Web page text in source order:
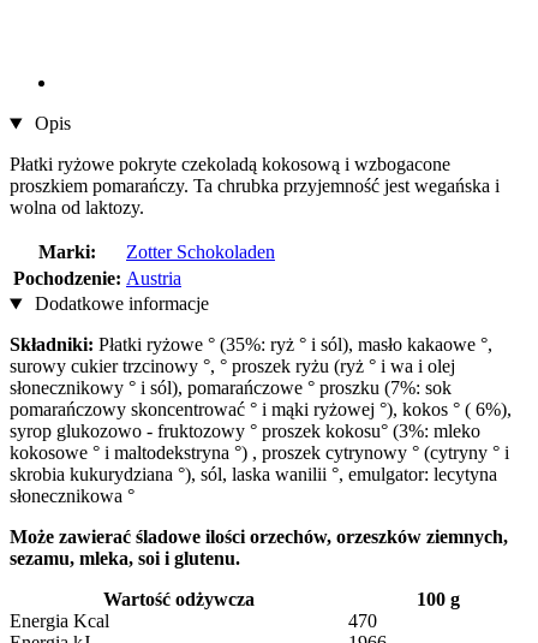
Opis
Płatki ryżowe pokryte czekoladą kokosową i wzbogacone
proszkiem pomarańczy. Ta chrubka przyjemność jest wegańska i
wolna od laktozy.
Marki:
Zotter Schokoladen
Pochodzenie: Austria
Dodatkowe informacje
Składniki: Płatki ryżowe ° (35%: ryż ° i sól), masło kakaowe °,
surowy cukier trzcinowy °, ° proszek ryżu (ryż ° i wa i olej
słonecznikowy ° i sól), pomarańczowe ° proszku (7%: sok
pomarańczowy skoncentrować ° i mąki ryżowej °), kokos ° ( 6%),
syrop glukozowo - fruktozowy ° proszek kokosu° (3%: mleko
kokosowe ° i maltodekstryna °) , proszek cytrynowy ° (cytryny ° i
skrobia kukurydziana °), sól, laska wanilii °, emulgator: lecytyna
słonecznikowa °
Może zawierać śladowe ilości orzechów, orzeszków ziemnych,
sezamu, mleka, soi i glutenu.
Wartość odżywcza
100 g
Energia Kcal
470